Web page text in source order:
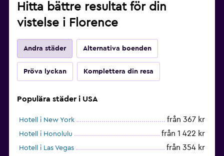
Hitta bättre resultat för din
vistelse i Florence
Andra städer Alternativa boenden
Pröva lyckan Komplettera din resa
Populära städer i USA
Hotell i New York från 367 kr
Hotell i Honolulu från 1 422 kr
Hotell i Las Vegas från 354 kr